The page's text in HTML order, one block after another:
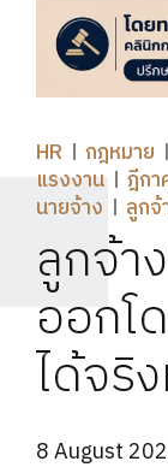
HR กฎหมาย
แรงงาน
ฎีก
นายจ้าง
ลูกจ้
ลูกจ้า
ออกโ
ได้จริ
8 August